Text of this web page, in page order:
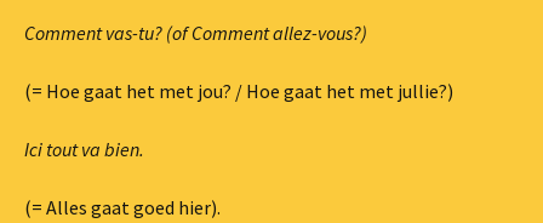
Comment vas-tu? (of Comment allez-vous?)
(= Hoe gaat het met jou? / Hoe gaat het met jullie?)
Ici tout va bien.
(= Alles gaat goed hier).